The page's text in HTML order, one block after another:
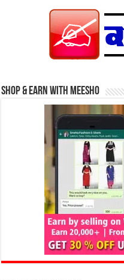
Shop & Earn with Meesho